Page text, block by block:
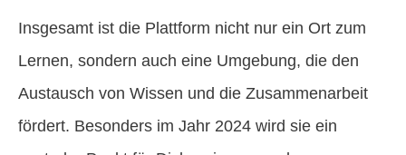
Insgesamt ist die Plattform nicht nur ein Ort zum
Lernen, sondern auch eine Umgebung, die den
Austausch von Wissen und die Zusammenarbeit
fördert. Besonders im Jahr 2024 wird sie ein